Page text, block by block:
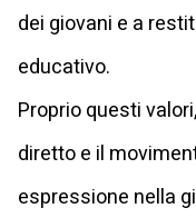
dei giovani e a
educativo.
Proprio questi
diretto e il
espressione nella